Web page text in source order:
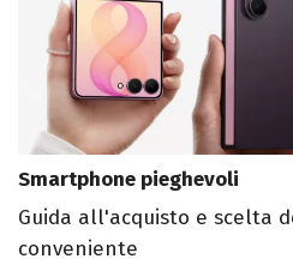
Smartphone pieghevoli
Guida all'acquisto e scelta
conveniente